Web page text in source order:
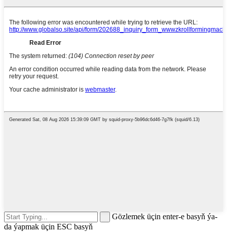
Gözlemek üçin enter-e basyň ýa-
da ýapmak üçin ESC basyň